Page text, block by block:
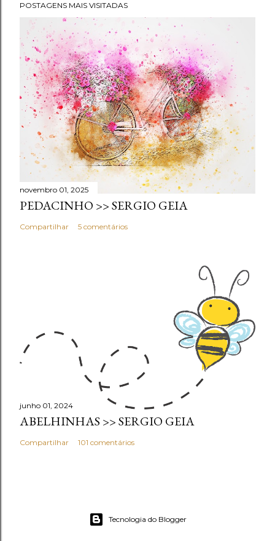
POSTAGENS MAIS VISITADAS
novembro 01, 2025
PEDACINHO >> SERGIO GEIA
Compartilhar 5 comentários
junho 01, 2024
ABELHINHAS >> SERGIO GEIA
Compartilhar 101 comentários
Tecnologia do Blogger